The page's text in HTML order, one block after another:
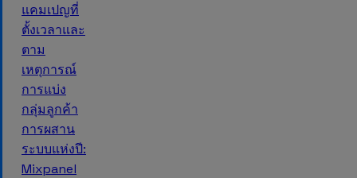
แคมเปญที่
ตั้งเวลาและ
ตาม
เหตุการณ์
การแบ่ง
กลุ่มลูกค้า
การผสาน
ระบบแห่งปี:
Mixpanel